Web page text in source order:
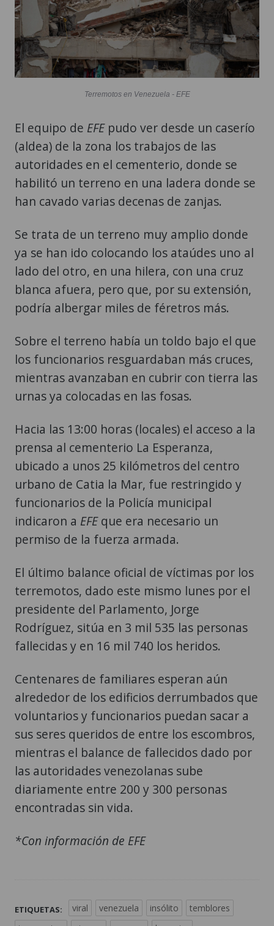
Terremotos en Venezuela - EFE
El equipo de EFEpudo ver desde un caserío
(aldea) de la zona los trabajos de las
autoridades en el cementerio, donde se
habilitó un terreno en una ladera donde se
han cavado varias decenas de zanjas.
Se trata de un terreno muy amplio donde
ya se han ido colocando los ataúdes uno al
lado del otro, en una hilera, con una cruz
blanca afuera, pero que, por su extensión,
podría albergar miles de féretros más.
Sobre el terreno había un toldo bajo el que
los funcionarios resguardaban más cruces,
mientras avanzaban en cubrir con tierra las
urnas ya colocadas en las fosas.
Hacia las 13:00 horas (locales) el acceso a la
prensa al cementerio La Esperanza,
ubicado a unos 25 kilómetros del centro
urbano de Catia la Mar, fue restringido y
funcionarios de la Policía municipal
indicaron a EFEque era necesario un
permiso de la fuerza armada.
El último balance oficial de víctimas por los
terremotos, dado este mismo lunes por el
presidente del Parlamento, Jorge
Rodríguez, sitúa en 3 mil 535 las personas
fallecidas y en 16 mil 740 los heridos.
Centenares de familiares esperan aún
alrededor de los edificios derrumbados que
voluntarios y funcionarios puedan sacar a
sus seres queridos de entre los escombros,
mientras el balance de fallecidos dado por
las autoridades venezolanas sube
diariamente entre 200 y 300 personas
encontradas sin vida.
*Con información de EFE
ETIQUETAS: viral venezuela insólito
temblores